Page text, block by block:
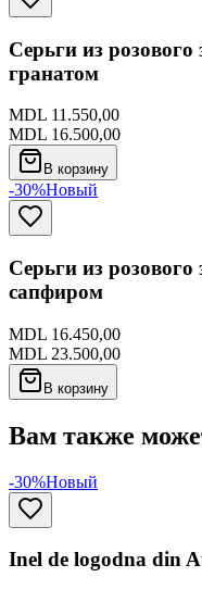
Серьги из
гранатом
MDL 11.550,00
MDL 16.500,00
В корзину
-30%Новый
Серьги из
сапфиром
MDL 16.450,00
MDL 23.500,00
В корзину
Вам также
-30%Новый
Inel de logodna din